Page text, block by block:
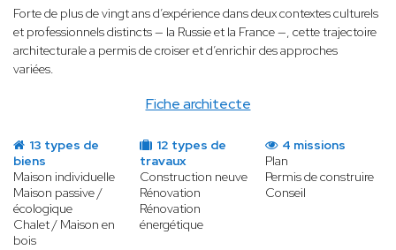
Fiche architecte
Forte de plus de vingt ans d’expérience dans deux contextes culturels
et professionnels distincts — la Russie et la France —, cette trajectoire
architecturale a permis de croiser et d’enrichir des approches
variées.
13 types de
biens
Maison individuelle
Maison passive /
écologique
Chalet / Maison en
bois
12 types de
travaux
Construction neuve
Rénovation
Rénovation
énergétique
4 missions
Plan
Permis de construire
Conseil